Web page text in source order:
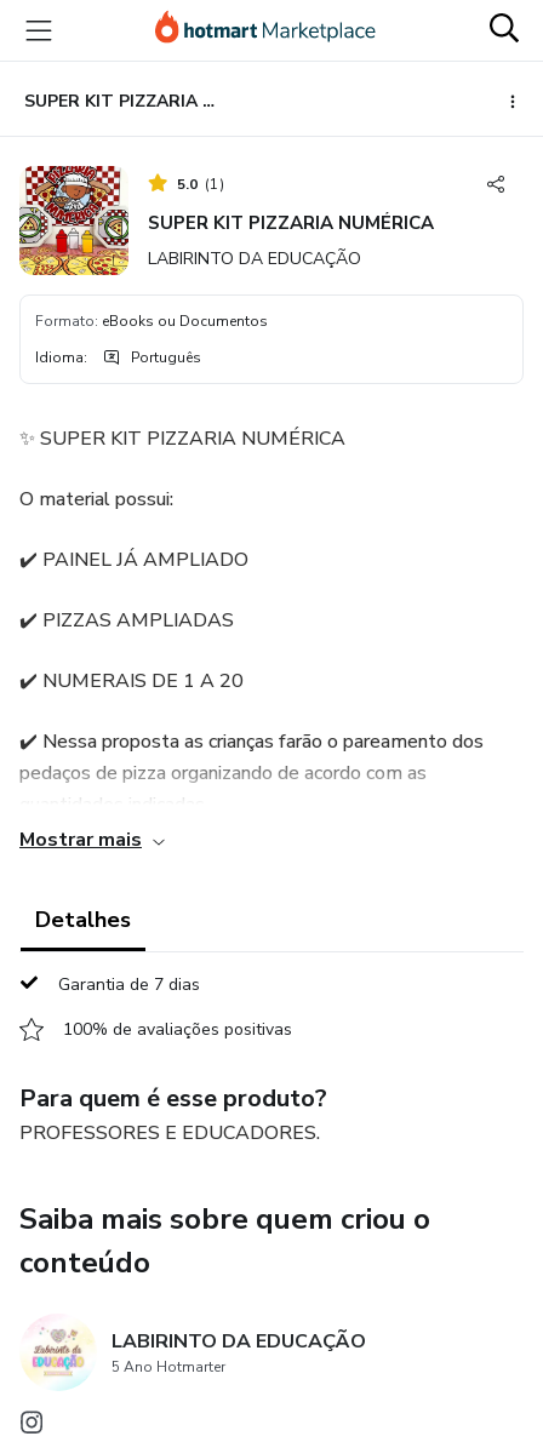
para
conteúdo
principal
para
pagamento
para
rodapé
SUPER KIT PIZZARIA NUMÉRICA
5.0 (1)
SUPER KIT PIZZARIA NUMÉRICA
LABIRINTO DA EDUCAÇÃO
Formato: eBooks ou Documentos
Idioma: Português
✨ SUPER KIT PIZZARIA NUMÉRICA
O material possui:
✔️ PAINEL JÁ AMPLIADO
✔️ PIZZAS AMPLIADAS
✔️ NUMERAIS DE 1 A 20
✔️ Nessa proposta as crianças farão o pareamento dos
pedaços de pizza organizando de acordo com as
quantidades indicadas.
APENAS R$8,00
Mostrar mais
Detalhes
Garantia de 7 dias
100% de avaliações positivas
Para quem é esse produto?
PROFESSORES E EDUCADORES.
Saiba mais sobre quem criou o
conteúdo
LABIRINTO DA EDUCAÇÃO
5 Ano Hotmarter